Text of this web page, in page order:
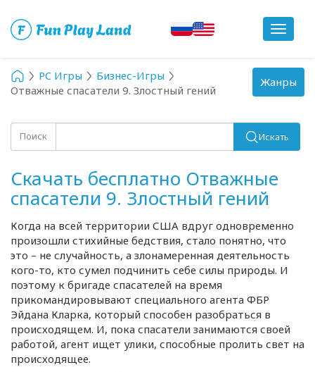
Toggle
PC Игры
Бизнес-Игры
Отважные спасатели 9. Злостный гений
Поиск Искать
Скачать бесплатно Отважные
спасатели 9. Злостный гений
Когда на всей территории США вдруг одновременно
произошли стихийные бедствия, стало понятно, что
это – не случайность, а злонамеренная деятельность
кого-то, кто сумел подчинить себе силы природы. И
поэтому к бригаде спасателей на время
прикомандировывают специального агента ФБР
Эйдана Кларка, который способен разобраться в
происходящем. И, пока спасатели занимаются своей
работой, агент ищет улики, способные пролить свет на
происходящее.
Toggle
navigation
Жанры